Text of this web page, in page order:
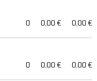
0
0,00 € 0,00 €
0
0,00 € 0,00 €